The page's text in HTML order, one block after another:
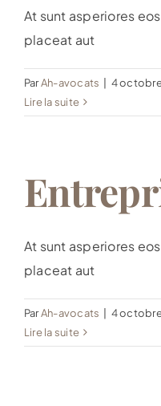
At sunt asperiores
placeat aut
ParAh-avocats 4
Lire la suite
At sunt asperiores
placeat aut
ParAh-avocats 4
Lire la suite